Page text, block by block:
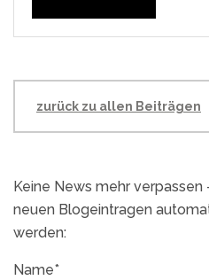
zurück zu allen Beiträgen
Keine News mehr
neuen Blogeintragen
werden:
Name*